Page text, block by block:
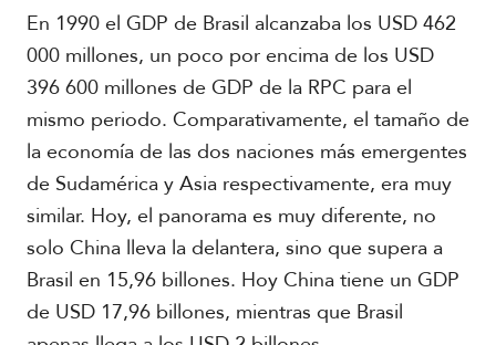
En 1990 el GDP de Brasil alcanzaba los USD 462
000 millones, un poco por encima de los USD
396 600 millones de GDP de la RPC para el
mismo periodo. Comparativamente, el tamaño de
la economía de las dos naciones más emergentes
de Sudamérica y Asia respectivamente, era muy
similar. Hoy, el panorama es muy diferente, no
solo China lleva la delantera, sino que supera a
Brasil en 15,96 billones. Hoy China tiene un GDP
de USD 17,96 billones, mientras que Brasil